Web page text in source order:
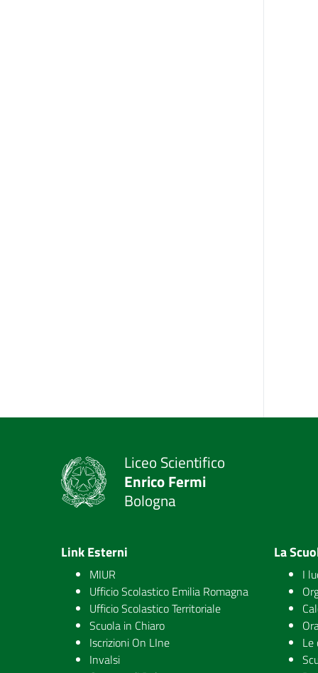
Liceo Scientifico
Enrico Fermi
Bologna
Link Esterni
MIUR
Ufficio Scolastico Emilia Romagna
Ufficio Scolastico Territoriale
Scuola in Chiaro
Iscrizioni On LIne
Invalsi
La
I
Le